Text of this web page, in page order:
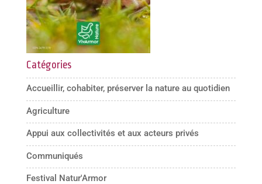
Catégories
Accueillir, cohabiter, préserver la nature au quotidien
Agriculture
Appui aux collectivités et aux acteurs privés
Communiqués
Festival Natur'Armor